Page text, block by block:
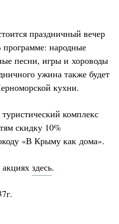
праздничный вечер
народные
песни, игры и хороводы
ужина также будет
кухни.
комплекс
скидку 10%
«В Крыму как дома».
здесь.